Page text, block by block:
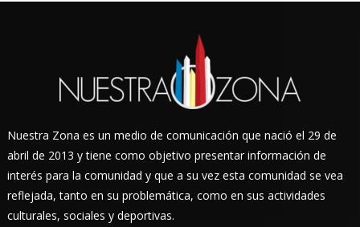
Nuestra Zona es un medio de comunicación que nació el 29 de
abril de 2013 y tiene como objetivo presentar información de
interés para la comunidad y que a su vez esta comunidad se vea
reflejada, tanto en su problemática, como en sus actividades
culturales, sociales y deportivas.